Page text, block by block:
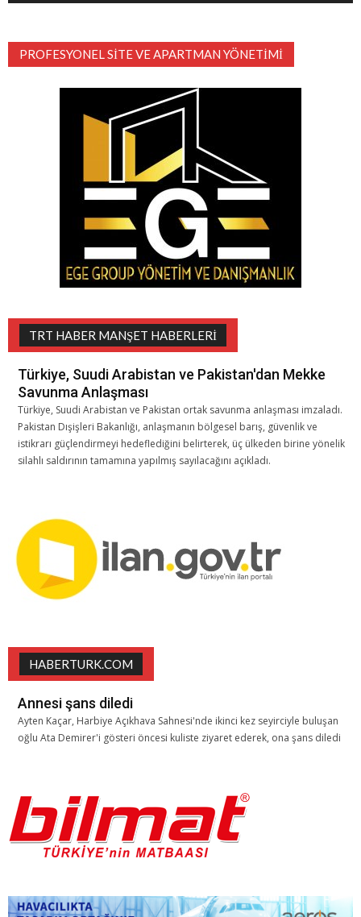
PROFESYONEL SITE VE APARTMAN YÖNETIMI
TRT HABER MANŞET HABERLERI
Türkiye, Suudi Arabistan ve Pakistan'dan Mekke
Savunma Anlaşması
Türkiye, Suudi Arabistan ve Pakistan ortak savunma anlaşması imzaladı.
Pakistan Dışişleri Bakanlığı, anlaşmanın bölgesel barış, güvenlik ve
istikrarı güçlendirmeyi hedeflediğini belirterek, üç ülkeden birine yönelik
silahlı saldırının tamamına yapılmış sayılacağını açıkladı.
HABERTURK.COM
Annesi şans diledi
Ayten Kaçar, Harbiye Açıkhava Sahnesi'nde ikinci kez seyirciyle buluşan
oğlu Ata Demirer'i gösteri öncesi kuliste ziyaret ederek, ona şans diledi